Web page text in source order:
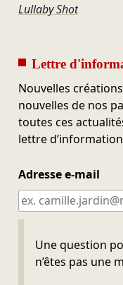
Lullaby Shot
Lettre
Nouvelles
nouvelles de nos
toutes ces
lettre
Adresse e-mail
Une question
n’êtes pas une
Ne pas remplir